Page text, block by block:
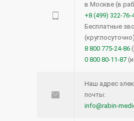
в Москве (в
+8 (499) 322-76-
Бесплатные
8 800 775-24-86
0 800 80-11-87
Наш адрес
почты:
info@rabin-